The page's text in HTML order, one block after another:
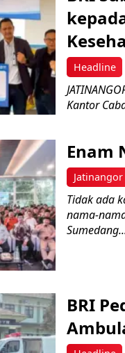
Headline
Kantor
Jatinangor
Enam
Tidak ada
nama-
BRI